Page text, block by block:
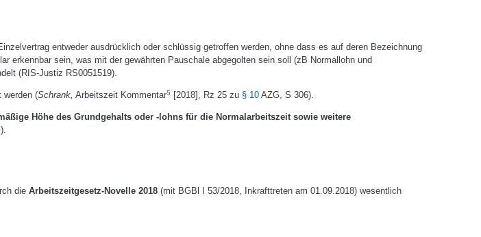
entweder ausdrücklich oder schlüssig getroffen werden, ohne dass es auf deren Bezeichnung
erkennbar sein, was mit der gewährten Pauschale abgegolten sein soll (zB Normallohn und
(RIS-Justiz RS0051519).
werden (Schrank, Arbeitszeit Kommentar5 [2018], Rz 25 zu § 10 AZG, S 306).
Höhe des Grundgehalts oder -lohns für die Normalarbeitszeit sowie weitere
die Arbeitszeitgesetz-Novelle 2018 (mit BGBl I 53/2018, Inkrafttreten am 01.09.2018) wesentlich